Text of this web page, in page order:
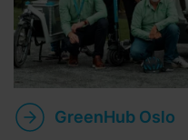
GreenHub Oslo